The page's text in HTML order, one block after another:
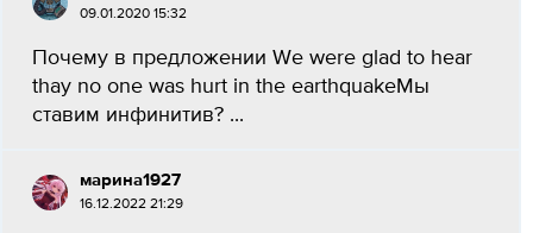
09.01.2020 15:32
Почему в предложении We were glad to hear
thay no one was hurt in the earthquakeМы
ставим инфинитив? ​...
марина1927
16.12.2022 21:29